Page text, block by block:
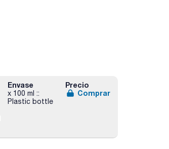
Envase
x 100 ml ::
Plastic bottle
Precio
Comprar